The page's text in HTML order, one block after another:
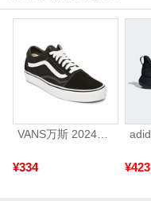
VANS万斯 2024年新款中性OldSkool帆布鞋/硫化鞋VN000D3HY28（延续款）
¥334 ¥423